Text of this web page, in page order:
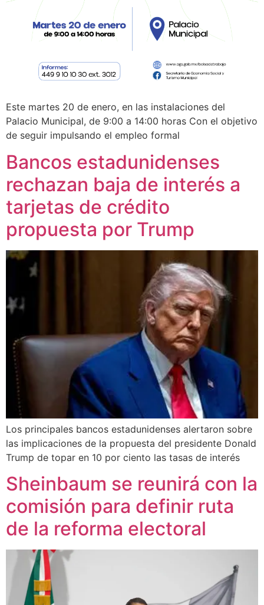
Este martes 20 de enero, en las instalaciones del
Palacio Municipal, de 9:00 a 14:00 horas Con el objetivo
de seguir impulsando el empleo formal
Bancos estadunidenses
rechazan baja de interés a
tarjetas de crédito
propuesta por Trump
Los principales bancos estadunidenses alertaron sobre
las implicaciones de la propuesta del presidente Donald
Trump de topar en 10 por ciento las tasas de interés
Sheinbaum se reunirá con la
comisión para definir ruta
de la reforma electoral